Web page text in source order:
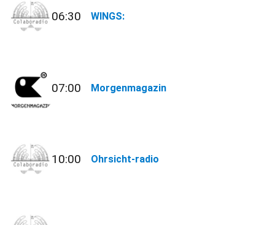
06:30 WINGS:
07:00 Morgenmagazin
10:00 Ohrsicht-radio